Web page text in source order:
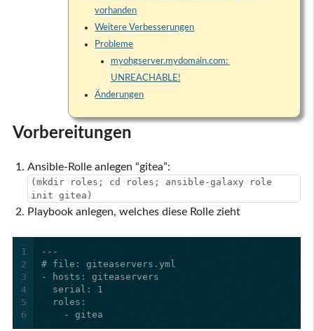
vorhanden
Weitere Verbesserungen
Probleme
myohgserver.mydomain.com:
UNREACHABLE!
Änderungen
Vorbereitungen
Ansible-Rolle anlegen “gitea”:
(mkdir roles; cd roles; ansible-galaxy role
init gitea)
Playbook anlegen, welches diese Rolle zieht
1
2
3
4
5
6
    - gitea